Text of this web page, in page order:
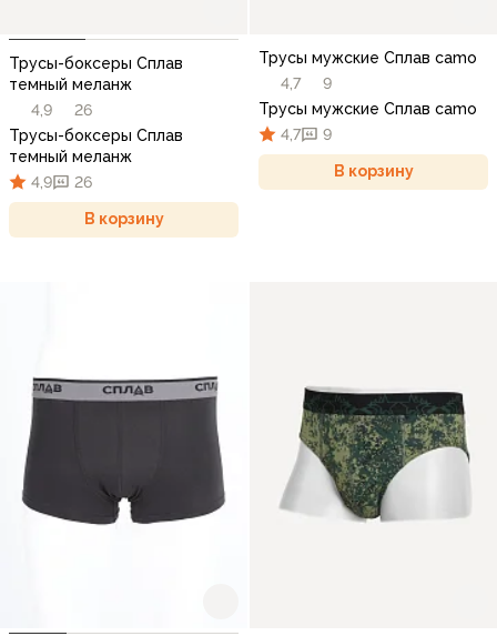
Трусы-боксеры Сплав
темный меланж
4,9
26
Трусы-боксеры Сплав
темный меланж
4,9
26
В корзину
Трусы мужские Сплав camo
4,7
9
Трусы мужские Сплав camo
4,7
9
В корзину